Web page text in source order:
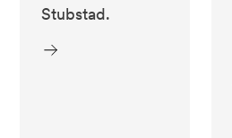
Stubstad.